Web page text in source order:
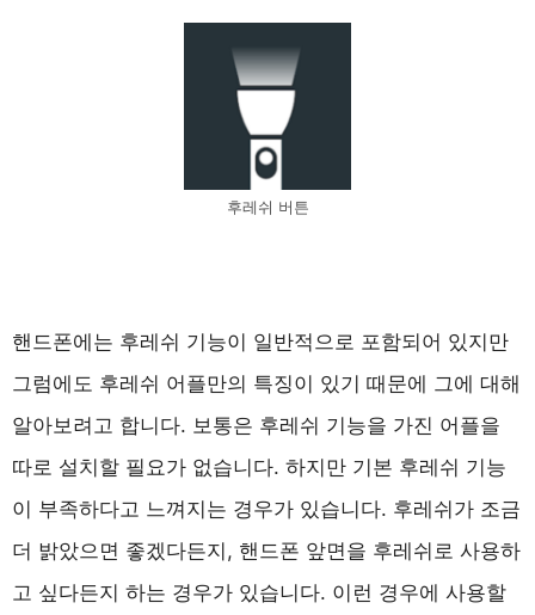
후레쉬 버튼
핸드폰에는 후레쉬 기능이 일반적으로 포함되어 있지만
그럼에도 후레쉬 어플만의 특징이 있기 때문에 그에 대해
알아보려고 합니다. 보통은 후레쉬 기능을 가진 어플을
따로 설치할 필요가 없습니다. 하지만 기본 후레쉬 기능
이 부족하다고 느껴지는 경우가 있습니다. 후레쉬가 조금
더 밝았으면 좋겠다든지, 핸드폰 앞면을 후레쉬로 사용하
고 싶다든지 하는 경우가 있습니다. 이런 경우에 사용할